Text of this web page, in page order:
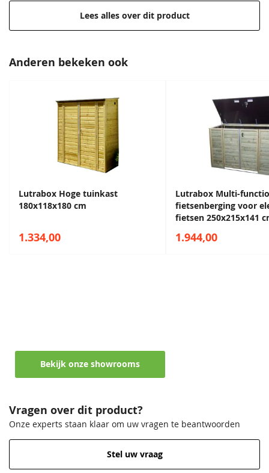
Deze tuinkast is de perfecte aanvulling voor elke tuin!
Hoge kwaliteit voor een lage prijs
Bevestigingsmaterialen zitten inbegrepen
Lees alles over dit product
Anderen bekeken ook
Lutrabox Hoge tuinkast
180x118x180 cm
1.334,00
Lutrabox Multi-
fietsenberging voor
fietsen 250x215x141
1.944,00
Bekijk onze showrooms
Vragen over dit product?
Onze experts staan klaar om uw vragen te beantwoorden
Stel uw vraag